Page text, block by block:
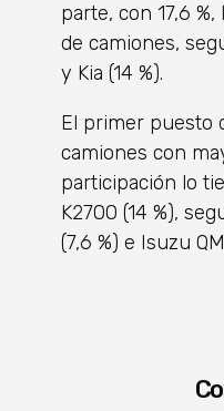
parte, con 17,6
de camiones,
y Kia (14 %).
El primer puesto
camiones con
participación lo
K2700 (14 %),
(7,6 %) e Isuzu